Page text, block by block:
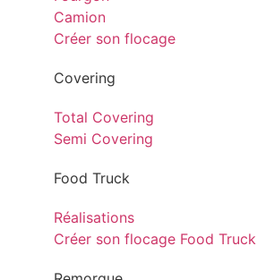
Camion
Créer son flocage
Covering
Total Covering
Semi Covering
Food Truck
Réalisations
Créer son flocage Food Truck